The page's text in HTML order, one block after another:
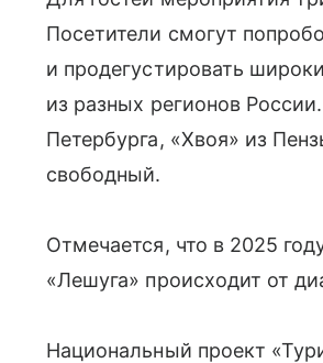
Посетители смогут
и продегустировать
из разных регионов
Петербурга, «Хвоя» из
свободный.
Отмечается, что в 2025
«Лешуга» происходит от
Национальный проект